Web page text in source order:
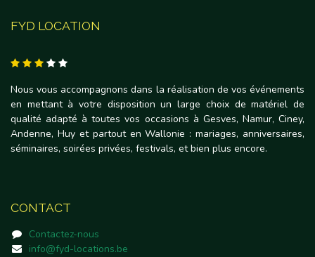
FYD LOCATION
Nous vous accompagnons dans la réalisation de vos événements
en mettant à votre disposition un large choix de matériel de
qualité adapté à toutes vos occasions à Gesves, Namur, Ciney,
Andenne, Huy et partout en Wallonie : mariages, anniversaires,
séminaires, soirées privées, festivals, et bien plus encore.
CONTACT
Contactez-nous
info@fyd-locations.be